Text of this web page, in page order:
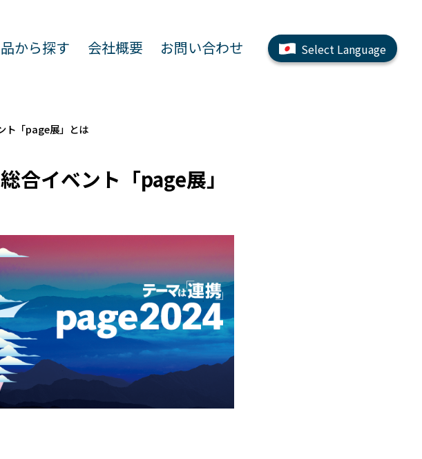
製品から探す 会社概要 お問い合わせ Select Language
ト「page展」とは